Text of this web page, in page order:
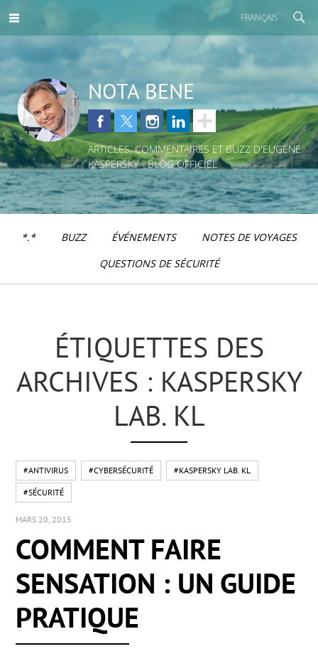
FRANÇAIS
NOTA BENE
ARTICLES, COMMENTAIRES ET BUZZ D'EUGENE
KASPERSKY - BLOG OFFICIEL
*.* BUZZ ÉVÉNEMENTS
NOTES DE VOYAGES
QUESTIONS DE SÉCURITÉ
ÉTIQUETTES DES
ARCHIVES : KASPERSKY
LAB. KL
#ANTIVIRUS #CYBERSÉCURITÉ #KASPERSKY LAB. KL
#SÉCURITÉ
MARS 20, 2015
COMMENT FAIRE
SENSATION : UN GUIDE
PRATIQUE